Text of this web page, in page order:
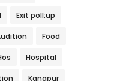
Exit poll:up
Food
Hospital
Kanapur